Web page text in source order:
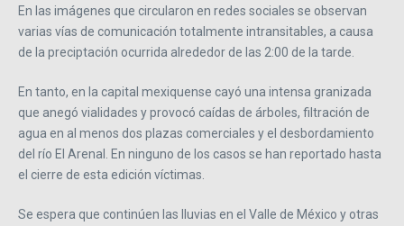
En las imágenes que circularon en redes sociales se observan
varias vías de comunicación totalmente intransitables, a causa
de la preciptación ocurrida alrededor de las 2:00 de la tarde.
En tanto, en la capital mexiquense cayó una intensa granizada
que anegó vialidades y provocó caídas de árboles, filtración de
agua en al menos dos plazas comerciales y el desbordamiento
del río El Arenal. En ninguno de los casos se han reportado hasta
el cierre de esta edición víctimas.
Se espera que continúen las lluvias en el Valle de México y otras